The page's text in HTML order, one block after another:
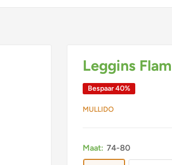
Leggins
Bespaar 40%
MULLIDO
Maat: 74-80